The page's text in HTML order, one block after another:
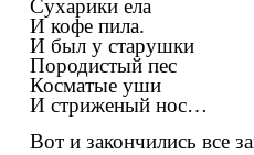
Сухарики ела
И кофе пила.
И был у старушки
Породистый пес
Косматые уши
И стриженый нос…
Вот и закончились все